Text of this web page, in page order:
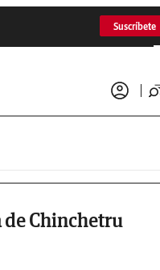
Suscríbete
Chinchetru